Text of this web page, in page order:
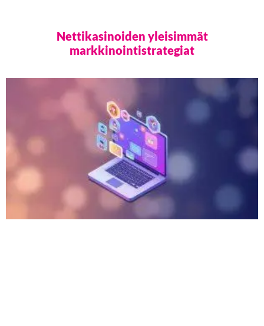
Nettikasinoiden yleisimmät
markkinointistrategiat